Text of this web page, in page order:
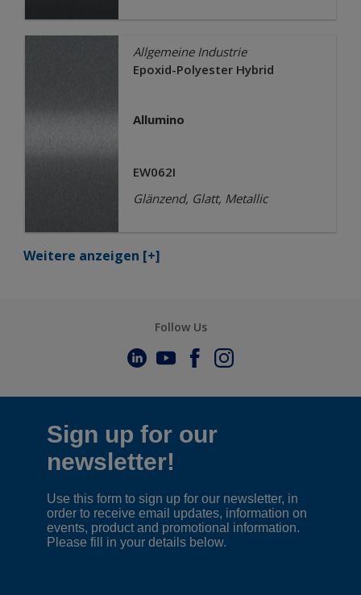
Allgemeine Industrie
Epoxid-Polyester Hybrid
Allumino
EW062I
Glänzend, Glatt, Metallic
Weitere anzeigen [+]
Follow Us